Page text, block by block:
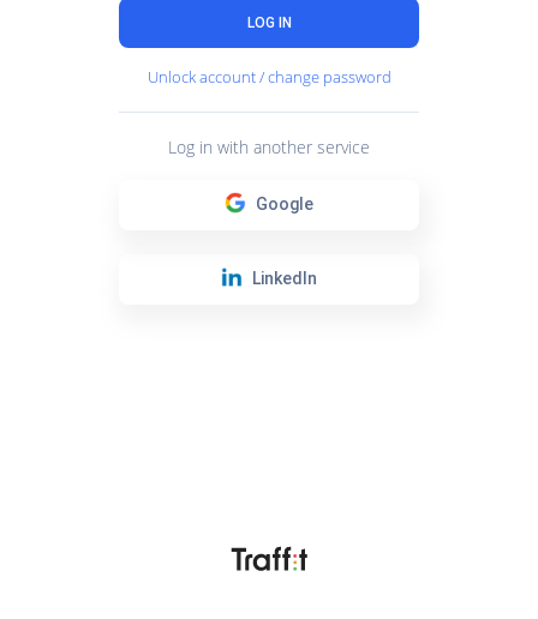
LOG IN
Unlock account / change password
Log in with another service
Google
LinkedIn